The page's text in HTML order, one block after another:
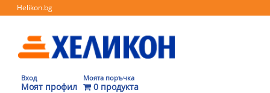
Helikon.bg
Вход
Моят профил
Моята поръчка
0 продукта